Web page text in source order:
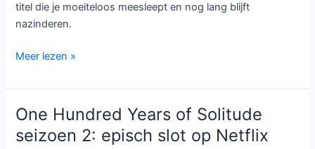
titel die je moeiteloos meesleept en nog lang blijft
nazinderen.
Sterling
op
Prime
Video:
mysterieuze
Meer lezen »
One Hundred Years of Solitude
seizoen 2: episch slot op Netflix